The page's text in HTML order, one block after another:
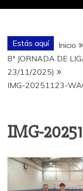
Estás aquí Inicio
8ª JORNADA DE
23/11/2025)
IMG-20251123-
IMG-